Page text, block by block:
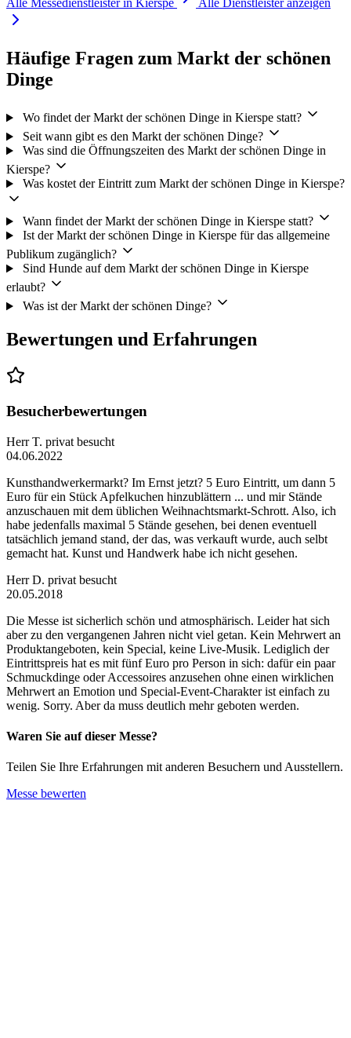
Alle Messedienstleister in Kierspe Alle Dienstleister anzeigen
Häufige Fragen zum Markt der schönen
Dinge
Wo findet der Markt der schönen Dinge in Kierspe statt?
Seit wann gibt es den Markt der schönen Dinge?
Was sind die Öffnungszeiten des Markt der schönen Dinge in
Kierspe?
Was kostet der Eintritt zum Markt der schönen Dinge in Kierspe?
Wann findet der Markt der schönen Dinge in Kierspe statt?
Ist der Markt der schönen Dinge in Kierspe für das allgemeine
Publikum zugänglich?
Sind Hunde auf dem Markt der schönen Dinge in Kierspe
erlaubt?
Was ist der Markt der schönen Dinge?
Bewertungen und Erfahrungen
Besucherbewertungen
Herr T. privat besucht
04.06.2022
Kunsthandwerkermarkt? Im Ernst jetzt? 5 Euro Eintritt, um dann 5
Euro für ein Stück Apfelkuchen hinzublättern ... und mir Stände
anzuschauen mit dem üblichen Weihnachtsmarkt-Schrott. Also, ich
habe jedenfalls maximal 5 Stände gesehen, bei denen eventuell
tatsächlich jemand stand, der das, was verkauft wurde, auch selbt
gemacht hat. Kunst und Handwerk habe ich nicht gesehen.
Herr D. privat besucht
20.05.2018
Die Messe ist sicherlich schön und atmosphärisch. Leider hat sich
aber zu den vergangenen Jahren nicht viel getan. Kein Mehrwert an
Produktangeboten, kein Special, keine Live-Musik. Lediglich der
Eintrittspreis hat es mit fünf Euro pro Person in sich: dafür ein paar
Schmuckdinge oder Accessoires anzusehen ohne einen wirklichen
Mehrwert an Emotion und Special-Event-Charakter ist einfach zu
wenig. Sorry. Aber da muss deutlich mehr geboten werden.
Waren Sie auf dieser Messe?
Teilen Sie Ihre Erfahrungen mit anderen Besuchern und Ausstellern.
Messe bewerten